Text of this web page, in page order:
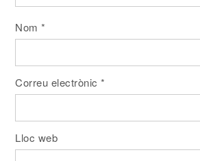
Nom*
Correu electrònic*
Lloc web